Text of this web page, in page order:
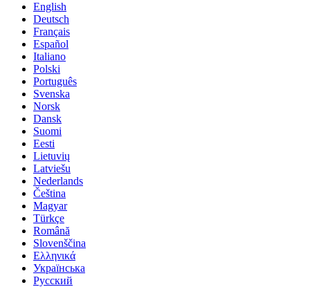
English
Deutsch
Français
Español
Italiano
Polski
Português
Svenska
Norsk
Dansk
Suomi
Eesti
Lietuvių
Latviešu
Nederlands
Čeština
Magyar
Türkçe
Română
Slovenščina
Ελληνικά
Українська
Русский